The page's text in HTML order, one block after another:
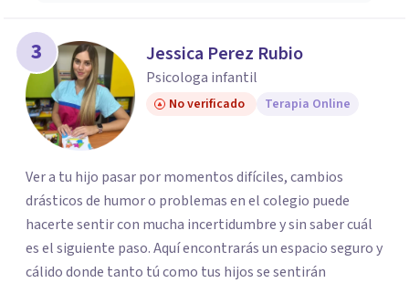
3 Jessica Perez Rubio
Psicologa infantil
No verificado Terapia Online
Ver a tu hijo pasar por momentos difíciles, cambios
drásticos de humor o problemas en el colegio puede
hacerte sentir con mucha incertidumbre y sin saber cuál
es el siguiente paso. Aquí encontrarás un espacio seguro y
cálido donde tanto tú como tus hijos se sentirán